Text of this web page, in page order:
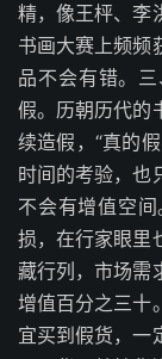
精，像王枰、李
书画大赛上频频
品不会有错。
假。历朝历代的
续造假，“真的
时间的考验，也
不会有增值空
损，在行家眼里
藏行列，市场需
增值百分之三十
宜买到假货，一